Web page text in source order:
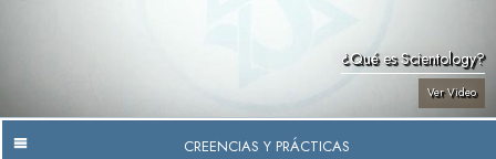
¿Qué es Scientology?
Ver Video
CREENCIAS Y PRÁCTICAS